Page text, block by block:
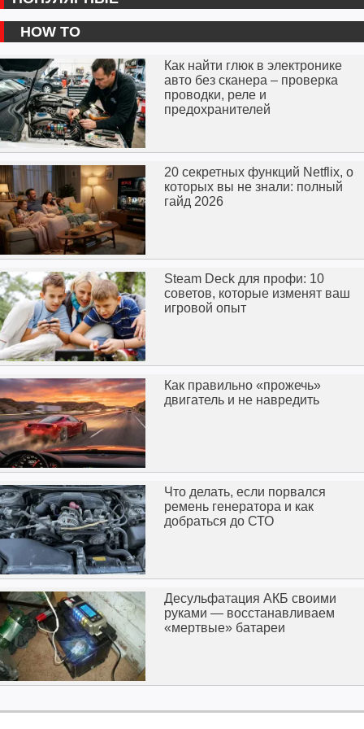
HOW TO
Как найти глюк в электронике
авто без сканера – проверка
проводки, реле и
предохранителей
20 секретных функций Netflix, о
которых вы не знали: полный
гайд 2026
Steam Deck для профи: 10
советов, которые изменят ваш
игровой опыт
Как правильно «прожечь»
двигатель и не навредить
Что делать, если порвался
ремень генератора и как
добраться до СТО
Десульфатация АКБ своими
руками — восстанавливаем
«мертвые» батареи